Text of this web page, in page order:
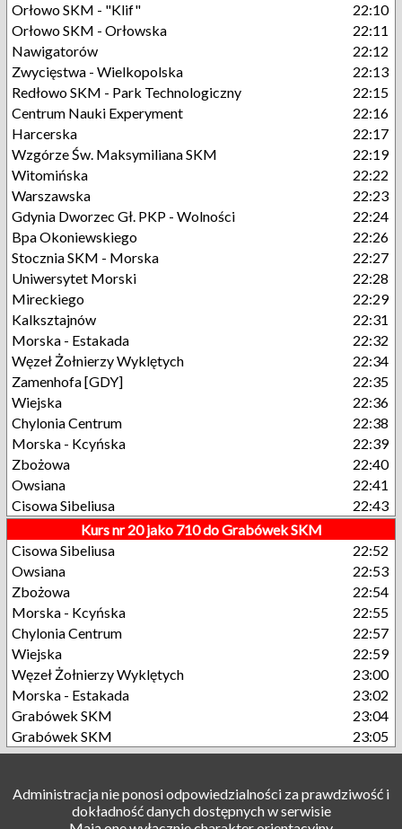
Orłowo SKM - "Klif"
22:10
Orłowo SKM - Orłowska
22:11
Nawigatorów
22:12
Zwycięstwa - Wielkopolska
22:13
Redłowo SKM - Park Technologiczny
22:15
Centrum Nauki Experyment
22:16
Harcerska
22:17
Wzgórze Św. Maksymiliana SKM
22:19
Witomińska
22:22
Warszawska
22:23
Gdynia Dworzec Gł. PKP - Wolności
22:24
Bpa Okoniewskiego
22:26
Stocznia SKM - Morska
22:27
Uniwersytet Morski
22:28
Mireckiego
22:29
Kalksztajnów
22:31
Morska - Estakada
22:32
Węzeł Żołnierzy Wyklętych
22:34
Zamenhofa [GDY]
22:35
Wiejska
22:36
Chylonia Centrum
22:38
Morska - Kcyńska
22:39
Zbożowa
22:40
Owsiana
22:41
Cisowa Sibeliusa
22:43
Kurs nr 20 jako 710 do Grabówek SKM
Cisowa Sibeliusa
22:52
Owsiana
22:53
Zbożowa
22:54
Morska - Kcyńska
22:55
Chylonia Centrum
22:57
Wiejska
22:59
Węzeł Żołnierzy Wyklętych
23:00
Morska - Estakada
23:02
Grabówek SKM
23:04
Grabówek SKM
23:05
Administracja nie ponosi odpowiedzialności za prawdziwość i
dokładność danych dostępnych w serwisie